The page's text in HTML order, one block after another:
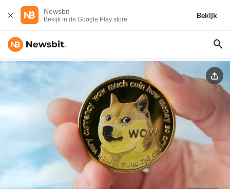
Newsbit
Bekijk in de Google Play store
Bekijk